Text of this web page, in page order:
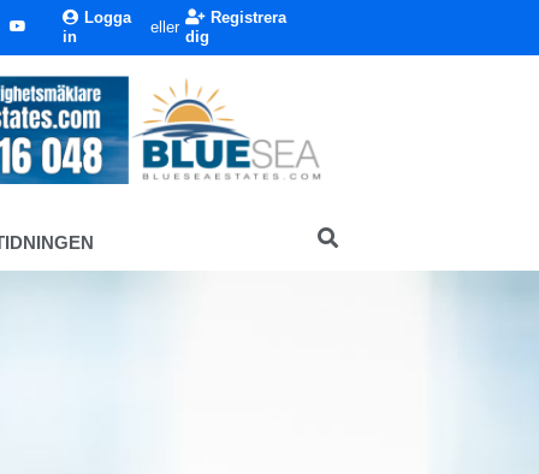
Logga
in
eller
Registrera
dig